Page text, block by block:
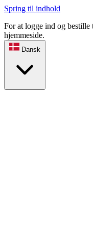
Spring til indhold
For at logge ind og
hjemmeside.
Dansk